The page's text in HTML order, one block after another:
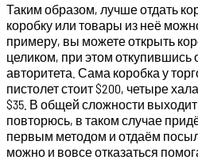
Таким образом, лучше отдать
коробку или товары из неё
примеру, вы можете открыть
целиком, при этом откупившись
авторитета. Сама коробка у
пистолет стоит $200, четыре
$35. В общей сложности
повторюсь, в таком случае
первым методом и отдаём
можно и вовсе отказаться